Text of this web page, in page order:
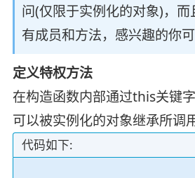
问(仅限于实例化的对象)，
有成员和方法，感兴趣的你
定义特权方法
在构造函数内部通过this关键字
可以被实例化的对象继承所调用
代码如下: